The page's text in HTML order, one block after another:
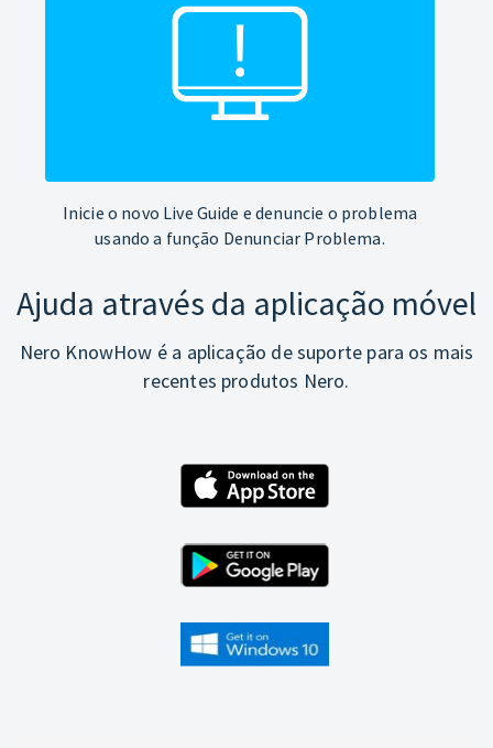
Inicie o novo Live Guide e denuncie o problema
usando a função Denunciar Problema.
Ajuda através da aplicação móvel
Nero KnowHow é a aplicação de suporte para os mais
recentes produtos Nero.